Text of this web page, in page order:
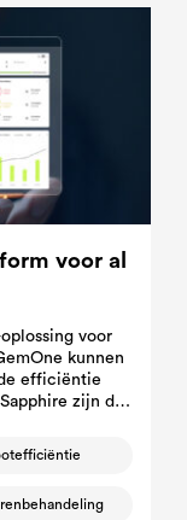
voor al
voor
kunnen
efficiëntie
zijn de